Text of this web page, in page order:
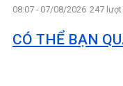
08:07 - 07/08/2026 247 lượt
CÓ THỂ BẠN